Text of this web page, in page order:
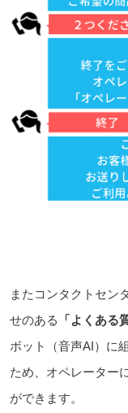
またコンタクトセン
せのある
「よくある
ボット（音声AI）に
ため、オペレーター
ができます。